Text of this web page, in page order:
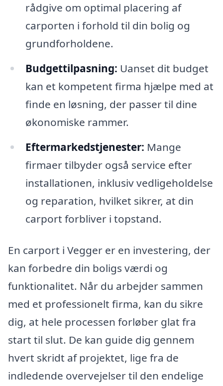
rådgive om optimal placering af
carporten i forhold til din bolig og
grundforholdene.
Budgettilpasning: Uanset dit budget
kan et kompetent firma hjælpe med at
finde en løsning, der passer til dine
økonomiske rammer.
Eftermarkedstjenester: Mange
firmaer tilbyder også service efter
installationen, inklusiv vedligeholdelse
og reparation, hvilket sikrer, at din
carport forbliver i topstand.
En carport i Vegger er en investering, der
kan forbedre din boligs værdi og
funktionalitet. Når du arbejder sammen
med et professionelt firma, kan du sikre
dig, at hele processen forløber glat fra
start til slut. De kan guide dig gennem
hvert skridt af projektet, lige fra de
indledende overvejelser til den endelige